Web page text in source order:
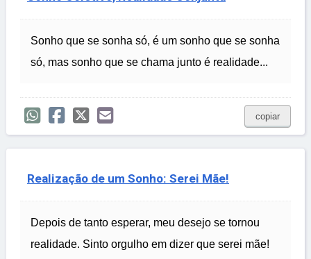
Sonho que se sonha só, é um sonho que se sonha
só, mas sonho que se chama junto é realidade...
copiar
Realização de um Sonho: Serei Mãe!
Depois de tanto esperar, meu desejo se tornou
realidade. Sinto orgulho em dizer que serei mãe!